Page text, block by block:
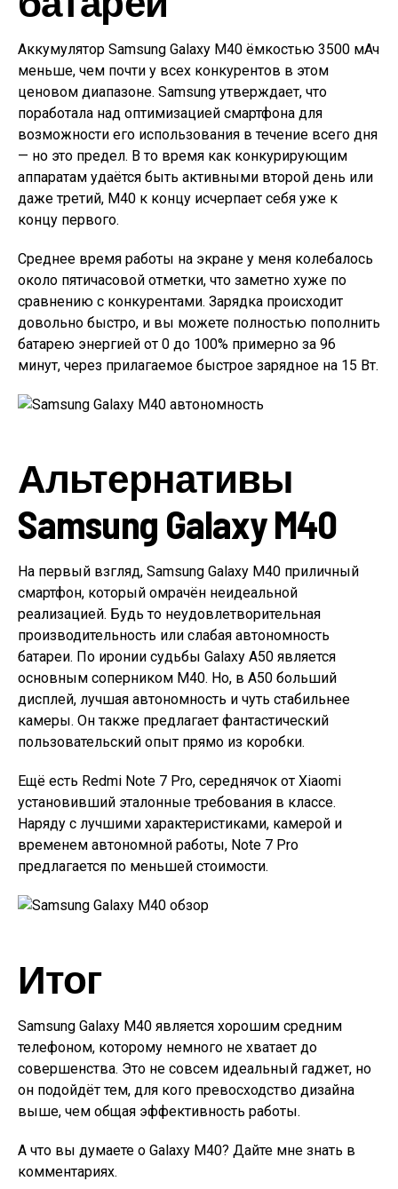
Аккумулятор Samsung Galaxy M40 ёмкостью 3500 мАч
меньше, чем почти у всех конкурентов в этом
ценовом диапазоне. Samsung утверждает, что
поработала над оптимизацией смартфона для
возможности его использования в течение всего дня
— но это предел. В то время как конкурирующим
аппаратам удаётся быть активными второй день или
даже третий, M40 к концу исчерпает себя уже к
концу первого.
Среднее время работы на экране у меня колебалось
около пятичасовой отметки, что заметно хуже по
сравнению с конкурентами. Зарядка происходит
довольно быстро, и вы можете полностью пополнить
батарею энергией от 0 до 100% примерно за 96
минут, через прилагаемое быстрое зарядное на 15 Вт.
Альтернативы
Samsung Galaxy M40
На первый взгляд, Samsung Galaxy M40 приличный
смартфон, который омрачён неидеальной
реализацией. Будь то неудовлетворительная
производительность или слабая автономность
батареи. По иронии судьбы Galaxy A50 является
основным соперником M40. Но, в A50 больший
дисплей, лучшая автономность и чуть стабильнее
камеры. Он также предлагает фантастический
пользовательский опыт прямо из коробки.
Ещё есть Redmi Note 7 Pro, середнячок от Xiaomi
установивший эталонные требования в классе.
Наряду с лучшими характеристиками, камерой и
временем автономной работы, Note 7 Pro
предлагается по меньшей стоимости.
Итог
Samsung Galaxy M40 является хорошим средним
телефоном, которому немного не хватает до
совершенства. Это не совсем идеальный гаджет, но
он подойдёт тем, для кого превосходство дизайна
выше, чем общая эффективность работы.
А что вы думаете о Galaxy M40? Дайте мне знать в
комментариях.